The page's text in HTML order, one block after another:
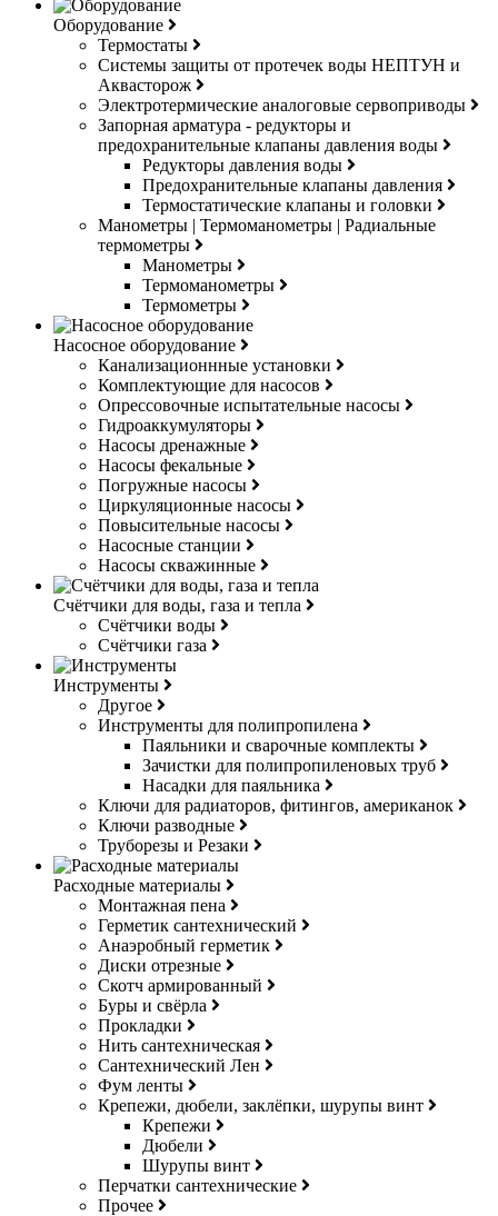
Оборудование
Термостаты
Системы защиты от протечек воды НЕПТУН и
Аквасторож
Электротермические аналоговые сервоприводы
Запорная арматура - редукторы и
предохранительные клапаны давления воды
Редукторы давления воды
Предохранительные клапаны давления
Термостатические клапаны и головки
Манометры | Термоманометры | Радиальные
термометры
Манометры
Термоманометры
Термометры
Насосное оборудование
Канализационнные установки
Комплектующие для насосов
Опрессовочные испытательные насосы
Гидроаккумуляторы
Насосы дренажные
Насосы фекальные
Погружные насосы
Циркуляционные насосы
Повысительные насосы
Насосные станции
Насосы скважинные
Счётчики для воды, газа и тепла
Счётчики воды
Счётчики газа
Инструменты
Другое
Инструменты для полипропилена
Паяльники и сварочные комплекты
Зачистки для полипропиленовых труб
Насадки для паяльника
Ключи для радиаторов, фитингов, американок
Ключи разводные
Труборезы и Резаки
Расходные материалы
Монтажная пена
Герметик сантехнический
Анаэробный герметик
Диски отрезные
Скотч армированный
Буры и свёрла
Прокладки
Нить сантехническая
Сантехнический Лен
Фум ленты
Крепежи, дюбели, заклёпки, шурупы винт
Крепежи
Дюбели
Шурупы винт
Перчатки сантехнические
Прочее